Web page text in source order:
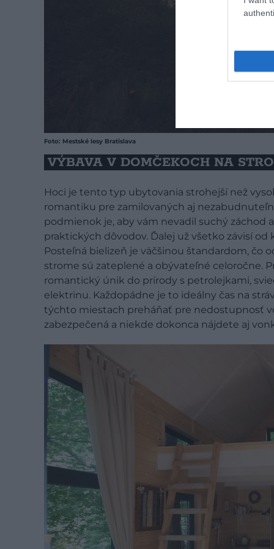
Foto: Mestské lesy Bratislava
VÝBAVA V DOMČEKOCH NA
Hoci je tento typ ubytovania strohejší než
romantiku pre zamilovaných aj
podmienok je, aby vám nevadil suchý záchod
praktických dôvodov. Ďalej už všetko závisí
Posteľná bielizeň je väčšinou štandardom, čo
strome sú zateplené a obývateľné celoročne.
romantický únik do prírody s petrolejkami,
elektrinu. Každopádne je to ideálny čas na
týchto miestach preháňať pre nedostupnosť
zabezpečená a niekde dokonca nájdete aj